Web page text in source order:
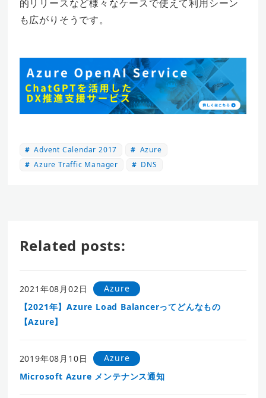
的リリースなど様々なケースで使えて利用シーン
も広がりそうです。
Advent Calendar 2017
Azure
Azure Traffic Manager
DNS
Related posts:
2021年08月02日
Azure
【2021年】Azure Load Balancerってどんなもの
【Azure】
2019年08月10日
Azure
Microsoft Azure メンテナンス通知